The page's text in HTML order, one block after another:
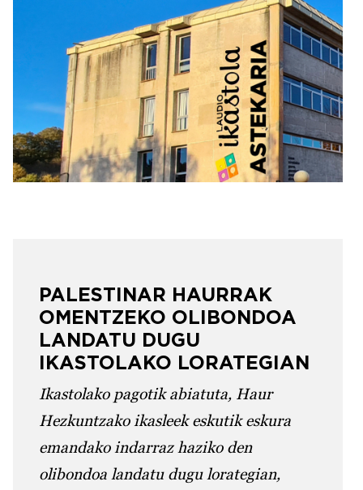
PALESTINAR HAURRAK
OMENTZEKO OLIBONDOA
LANDATU DUGU
IKASTOLAKO LORATEGIAN
Ikastolako pagotik abiatuta, Haur
Hezkuntzako ikasleek eskutik eskura
emandako indarraz haziko den
olibondoa landatu dugu lorategian,